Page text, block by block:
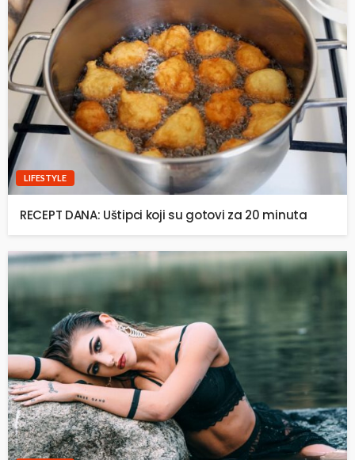
LIFESTYLE
RECEPT DANA: Uštipci koji su gotovi za 20 minuta